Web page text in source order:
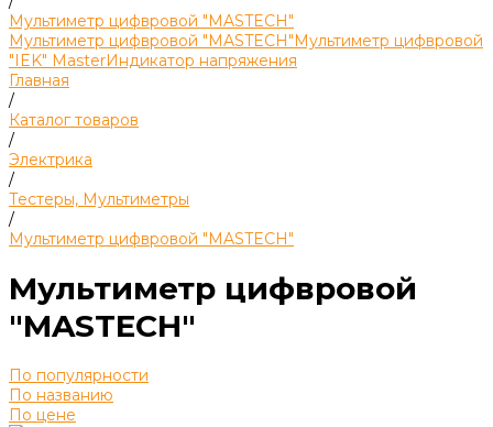
Мультиметр цифвровой "MASTECH"
Мультиметр цифвровой "MASTECH"Мультиметр цифвровой
"IEK" MasterИндикатор напряжения
Главная
/
Каталог товаров
/
Электрика
/
Тестеры, Мультиметры
/
Мультиметр цифвровой "MASTECH"
Мультиметр цифвровой
"MASTECH"
По популярности
По названию
По цене